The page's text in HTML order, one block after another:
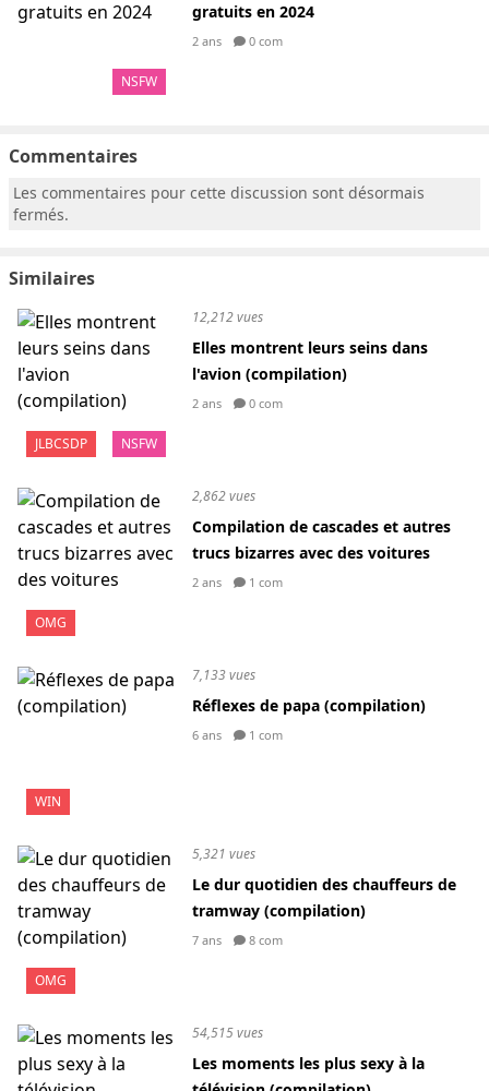
NSFW
gratuits en 2024
2 ans 0 com
Commentaires
Les commentaires pour cette discussion sont désormais
fermés.
Similaires
JLBCSDP NSFW
12,212 vues
Elles montrent leurs seins dans
l'avion (compilation)
2 ans 0 com
OMG
2,862 vues
Compilation de cascades et autres
trucs bizarres avec des voitures
2 ans 1 com
WIN
7,133 vues
Réflexes de papa (compilation)
6 ans 1 com
OMG
5,321 vues
Le dur quotidien des chauffeurs de
tramway (compilation)
7 ans 8 com
54,515 vues
Les moments les plus sexy à la